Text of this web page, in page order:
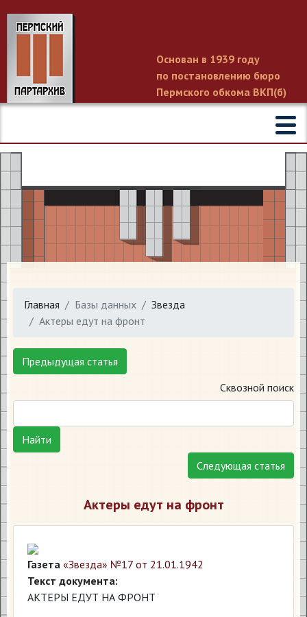
Основан в 1939 году
по постановлению бюро
Пермского обкома ВКП(б)
Главная Базы данных
Звезда
Актеры едут на фронт
Предыдущая статья
Сквозной поиск
Найти
Следующая статья
Актеры едут на фронт
Газета «Звезда» №17 от 21.01.1942
Текст документа:
АКТЕРЫ ЕДУТ НА ФРОНТ